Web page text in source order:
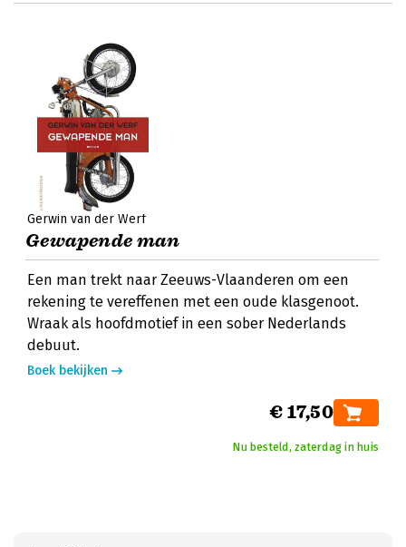
Gerwin van der Werf
Gewapende man
Een man trekt naar Zeeuws-Vlaanderen om een
rekening te vereffenen met een oude klasgenoot.
Wraak als hoofdmotief in een sober Nederlands
debuut.
Boek bekijken
€ 17,50
Nu besteld, zaterdag in huis